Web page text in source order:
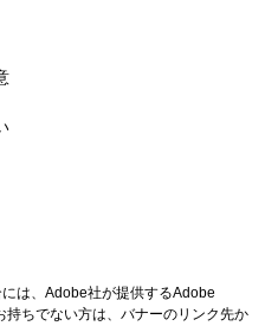
は、Adobe社が提供するAdobe
ちでない方は、バナーのリンク先か